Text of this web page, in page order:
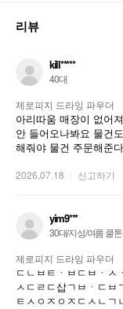
리뷰
kill*****
40대
제로피지 드라잉 파우더
아리따움 매장이 없어
안 들어오나봐요 물건
해줘야 물건 주문해준
2026.07.18 신고하기
yim9***
30대/지성/여름 쿨톤
제로피지 드라잉 파우더
ㄷㄴㅂㅌㆍㅂㄷㅂㆍㅅ
ㅅㄷㄹㄷ삽ㄱㅂㆍㄷㅂ
ㅌㅅㅇㅈㅇㅈㄷㅅㄴㄱ